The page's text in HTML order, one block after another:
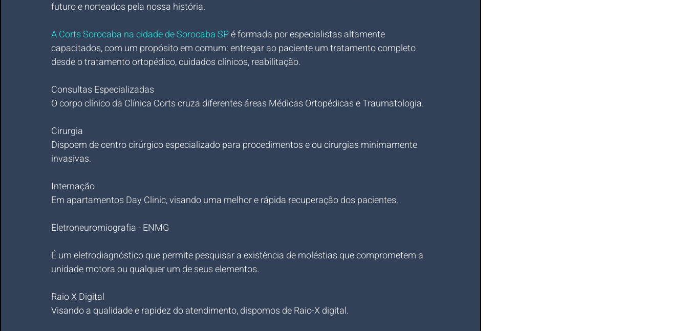
futuro e norteados pela nossa história.
A Corts Sorocaba na cidade de Sorocaba SP é formada por especialistas altamente
capacitados, com um propósito em comum: entregar ao paciente um tratamento completo
desde o tratamento ortopédico, cuidados clínicos, reabilitação.
Consultas Especializadas
O corpo clínico da Clínica Corts cruza diferentes áreas Médicas Ortopédicas e Traumatologia.
Cirurgia
Dispoem de centro cirúrgico especializado para procedimentos e ou cirurgias minimamente
invasivas.
Internação
Em apartamentos Day Clinic, visando uma melhor e rápida recuperação dos pacientes.
Eletroneuromiografia - ENMG
É um eletrodiagnóstico que permite pesquisar a existência de moléstias que comprometem a
unidade motora ou qualquer um de seus elementos.
Raio X Digital
Visando a qualidade e rapidez do atendimento, dispomos de Raio-X digital.